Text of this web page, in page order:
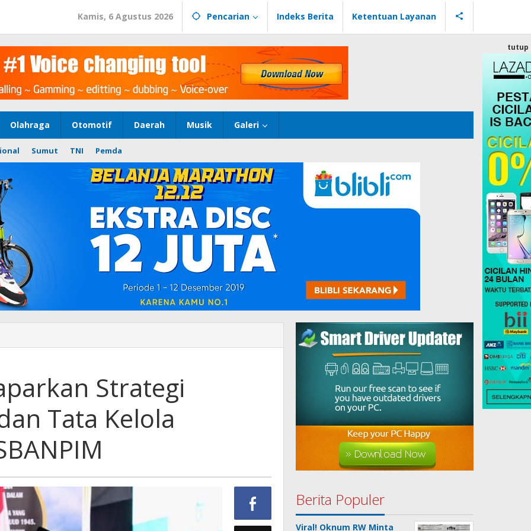
Kamis, 6 Agustus 2026 Pencarian Indeks Berita Ketentuan Layanan
Olahraga Otomotif Daerah Musik Galeri
Sumut TNI Pemda
tutup
Strategi
Tata Kelola
Berita Populer
Viral! Oknum RW Minta